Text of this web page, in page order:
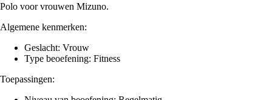
Polo voor vrouwen Mizuno.
Algemene kenmerken:
Geslacht: Vrouw
Type beoefening: Fitness
Toepassingen: